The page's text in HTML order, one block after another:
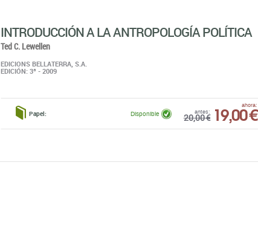
INTRODUCCIÓN A LA ANTROPOLOGÍA POLÍTICA
Ted C. Lewellen
EDICIONS BELLATERRA, S.A.
EDICIÓN: 3ª - 2009
Papel: antes:
20,00 €
ahora:
19,00 €
Disponible